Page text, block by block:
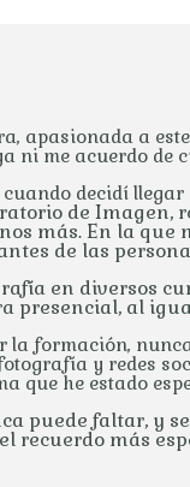
apasionada a
ni me acuerdo de
decidí
de Imagen,
más. En la que
de las
en diversos
presencial, al
la formación,
y redes
que he estado
puede faltar, y
recuerdo más